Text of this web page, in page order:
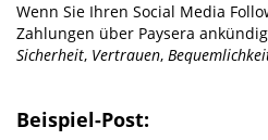
Wenn Sie Ihren Social Media
Zahlungen über Paysera
Sicherheit, Vertrauen,
Beispiel-Post: